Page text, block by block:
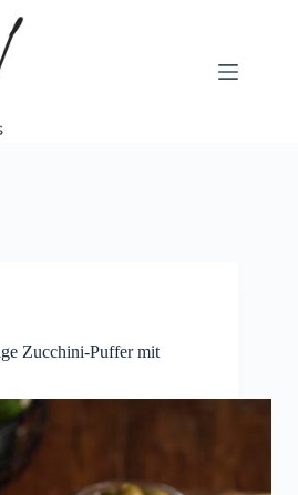
Zucchini-Puffer mit